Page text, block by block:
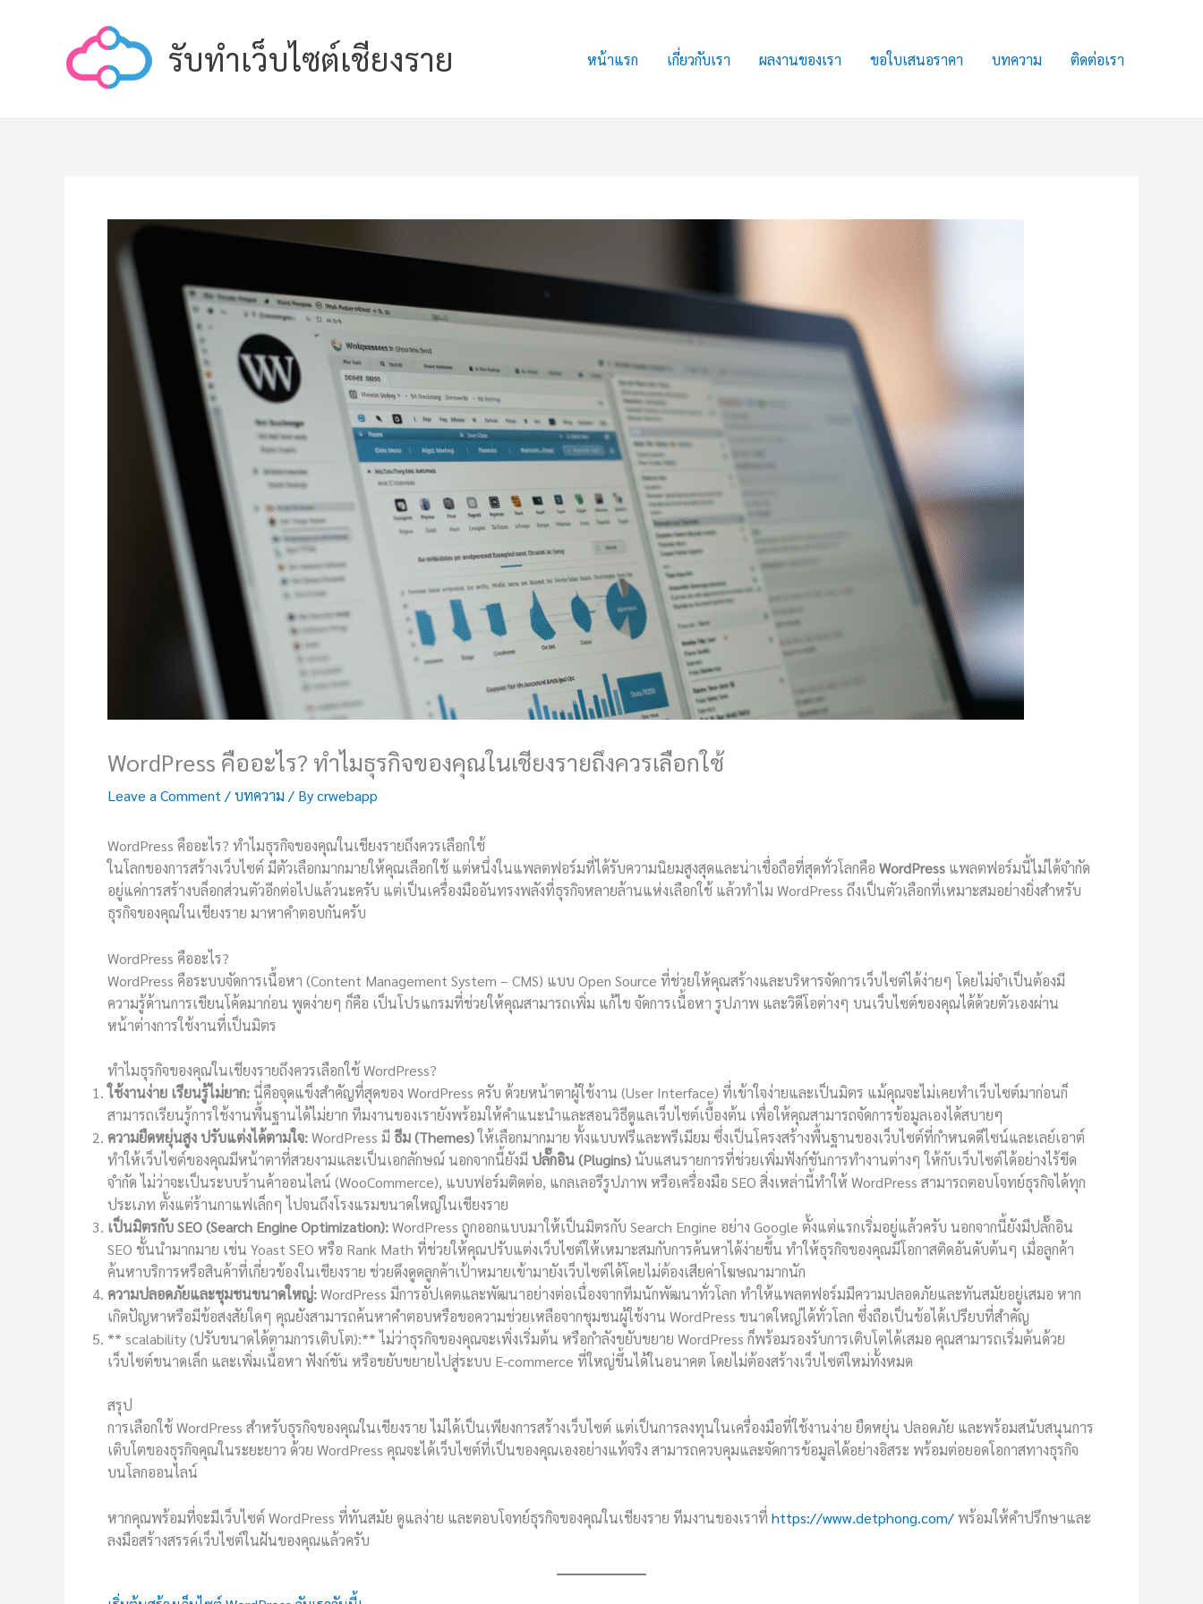
รับทำเว็บไซต์เชียงราย หน้าแรก เกี่ยวกับเรา ผลงานของเรา ขอใบเสนอราคา บทความ ติดต่อเรา
WordPress คืออะไร? ทำไมธุรกิจของคุณในเชียงรายถึงควรเลือกใช้
Leave a Comment /บทความ / Bycrwebapp
WordPress คืออะไร? ทำไมธุรกิจของคุณในเชียงรายถึงควรเลือกใช้
ในโลกของการสร้างเว็บไซต์ มีตัวเลือกมากมายให้คุณเลือกใช้ แต่หนึ่งในแพลตฟอร์มที่ได้รับความนิยมสูงสุดและน่าเชื่อถือที่สุดทั่วโลกคือ WordPress แพลตฟอร์มนี้ไม่ได้จำกัด
อยู่แค่การสร้างบล็อกส่วนตัวอีกต่อไปแล้วนะครับ แต่เป็นเครื่องมืออันทรงพลังที่ธุรกิจหลายล้านแห่งเลือกใช้ แล้วทำไม WordPress ถึงเป็นตัวเลือกที่เหมาะสมอย่างยิ่งสำหรับ
ธุรกิจของคุณในเชียงราย มาหาคำตอบกันครับ
WordPress คืออะไร?
WordPress คือระบบจัดการเนื้อหา (Content Management System – CMS) แบบ Open Source ที่ช่วยให้คุณสร้างและบริหารจัดการเว็บไซต์ได้ง่ายๆ โดยไม่จำเป็นต้องมี
ความรู้ด้านการเขียนโค้ดมาก่อน พูดง่ายๆ ก็คือ เป็นโปรแกรมที่ช่วยให้คุณสามารถเพิ่ม แก้ไข จัดการเนื้อหา รูปภาพ และวิดีโอต่างๆ บนเว็บไซต์ของคุณได้ด้วยตัวเองผ่าน
หน้าต่างการใช้งานที่เป็นมิตร
ทำไมธุรกิจของคุณในเชียงรายถึงควรเลือกใช้ WordPress?
ใช้งานง่าย เรียนรู้ไม่ยาก:นี่คือจุดแข็งสำคัญที่สุดของ WordPress ครับ ด้วยหน้าตาผู้ใช้งาน (User Interface) ที่เข้าใจง่ายและเป็นมิตร แม้คุณจะไม่เคยทำเว็บไซต์มาก่อนก็
สามารถเรียนรู้การใช้งานพื้นฐานได้ไม่ยาก ทีมงานของเรายังพร้อมให้คำแนะนำและสอนวิธีดูแลเว็บไซต์เบื้องต้น เพื่อให้คุณสามารถจัดการข้อมูลเองได้สบายๆ
ความยืดหยุ่นสูง ปรับแต่งได้ตามใจ:WordPress มี ธีม (Themes)ให้เลือกมากมาย ทั้งแบบฟรีและพรีเมียม ซึ่งเป็นโครงสร้างพื้นฐานของเว็บไซต์ที่กำหนดดีไซน์และเลย์เอาต์
ทำให้เว็บไซต์ของคุณมีหน้าตาที่สวยงามและเป็นเอกลักษณ์ นอกจากนี้ยังมี ปลั๊กอิน (Plugins)นับแสนรายการที่ช่วยเพิ่มฟังก์ชันการทำงานต่างๆ ให้กับเว็บไซต์ได้อย่างไร้ขีด
จำกัด ไม่ว่าจะเป็นระบบร้านค้าออนไลน์ (WooCommerce), แบบฟอร์มติดต่อ, แกลเลอรีรูปภาพ หรือเครื่องมือ SEO สิ่งเหล่านี้ทำให้ WordPress สามารถตอบโจทย์ธุรกิจได้ทุก
ประเภท ตั้งแต่ร้านกาแฟเล็กๆ ไปจนถึงโรงแรมขนาดใหญ่ในเชียงราย
เป็นมิตรกับ SEO (Search Engine Optimization):WordPress ถูกออกแบบมาให้เป็นมิตรกับ Search Engine อย่าง Google ตั้งแต่แรกเริ่มอยู่แล้วครับ นอกจากนี้ยังมีปลั๊กอิน
SEO ชั้นนำมากมาย เช่น Yoast SEO หรือ Rank Math ที่ช่วยให้คุณปรับแต่งเว็บไซต์ให้เหมาะสมกับการค้นหาได้ง่ายขึ้น ทำให้ธุรกิจของคุณมีโอกาสติดอันดับต้นๆ เมื่อลูกค้า
ค้นหาบริการหรือสินค้าที่เกี่ยวข้องในเชียงราย ช่วยดึงดูดลูกค้าเป้าหมายเข้ามายังเว็บไซต์ได้โดยไม่ต้องเสียค่าโฆษณามากนัก
ความปลอดภัยและชุมชนขนาดใหญ่:WordPress มีการอัปเดตและพัฒนาอย่างต่อเนื่องจากทีมนักพัฒนาทั่วโลก ทำให้แพลตฟอร์มมีความปลอดภัยและทันสมัยอยู่เสมอ หาก
เกิดปัญหาหรือมีข้อสงสัยใดๆ คุณยังสามารถค้นหาคำตอบหรือขอความช่วยเหลือจากชุมชนผู้ใช้งาน WordPress ขนาดใหญ่ได้ทั่วโลก ซึ่งถือเป็นข้อได้เปรียบที่สำคัญ
** scalability (ปรับขนาดได้ตามการเติบโต):** ไม่ว่าธุรกิจของคุณจะเพิ่งเริ่มต้น หรือกำลังขยับขยาย WordPress ก็พร้อมรองรับการเติบโตได้เสมอ คุณสามารถเริ่มต้นด้วย
เว็บไซต์ขนาดเล็ก และเพิ่มเนื้อหา ฟังก์ชัน หรือขยับขยายไปสู่ระบบ E-commerce ที่ใหญ่ขึ้นได้ในอนาคต โดยไม่ต้องสร้างเว็บไซต์ใหม่ทั้งหมด
สรุป
การเลือกใช้ WordPress สำหรับธุรกิจของคุณในเชียงราย ไม่ได้เป็นเพียงการสร้างเว็บไซต์ แต่เป็นการลงทุนในเครื่องมือที่ใช้งานง่าย ยืดหยุ่น ปลอดภัย และพร้อมสนับสนุนการ
เติบโตของธุรกิจคุณในระยะยาว ด้วย WordPress คุณจะได้เว็บไซต์ที่เป็นของคุณเองอย่างแท้จริง สามารถควบคุมและจัดการข้อมูลได้อย่างอิสระ พร้อมต่อยอดโอกาสทางธุรกิจ
บนโลกออนไลน์
หากคุณพร้อมที่จะมีเว็บไซต์ WordPress ที่ทันสมัย ดูแลง่าย และตอบโจทย์ธุรกิจของคุณในเชียงราย ทีมงานของเราที่ https://www.detphong.com/พร้อมให้คำปรึกษาและ
ลงมือสร้างสรรค์เว็บไซต์ในฝันของคุณแล้วครับ